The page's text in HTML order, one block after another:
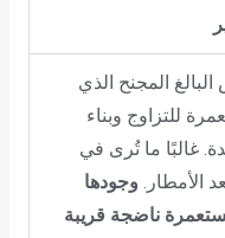
المجنح الذي
للتزاوج وبناء
غالبًا ما تُرى في
الأمطار. وجودها
ناضجة قريبة